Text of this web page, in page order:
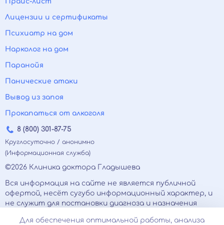
Лицензии и сертификаты
Психиатр на дом
Нарколог на дом
Паранойя
Панические атаки
Вывод из запоя
Прокапаться от алкоголя
8 (800) 301-87-75
Круглосуточно / анонимно
(Информационная служба)
©2026 Клиника доктора Гладышева
Вся информация на сайте не является публичной
офертой, несёт сугубо информационный характер, и
не служит для постановки диагноза и назначения
Есть противопоказания, необходимо
Для обеспечения оптимальной работы, анализа